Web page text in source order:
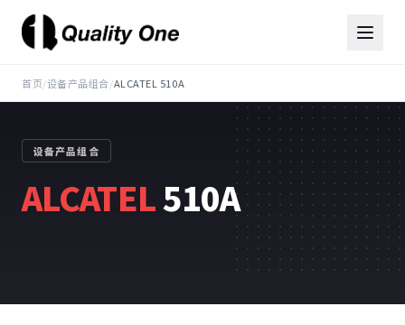
首页/设备产品组合/ALCATEL 510A
设备产品组合
ALCATEL510A